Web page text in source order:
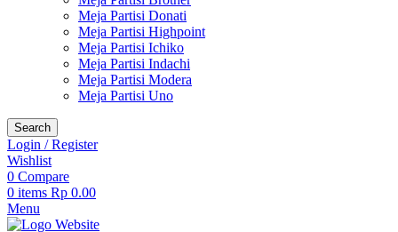
Meja Partisi Donati
Meja Partisi Highpoint
Meja Partisi Ichiko
Meja Partisi Indachi
Meja Partisi Modera
Meja Partisi Uno
Search
Login / Register
Wishlist
0 Compare
0 items Rp 0.00
Menu